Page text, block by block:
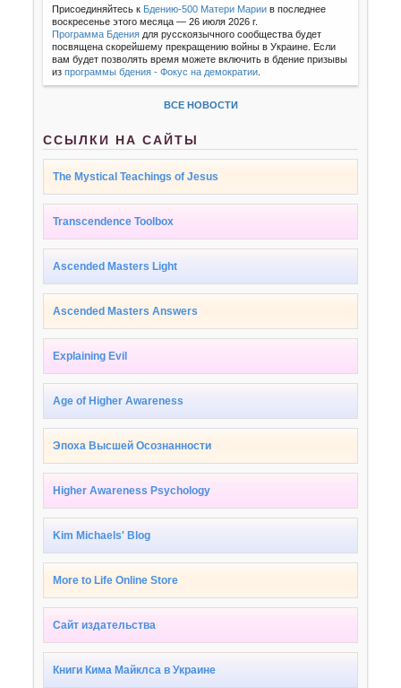
Присоединяйтесь к Бдению-500 Матери Марии в последнее
воскресенье этого месяца — 26 июля 2026 г.
Программа Бдения для русскоязычного сообщества будет
посвящена скорейшему прекращению войны в Украине. Если
вам будет позволять время можете включить в бдение призывы
изпрограммы бдения - Фокус на демократии
ВСЕ НОВОСТИ
ССЫЛКИ НА САЙТЫ
The Mystical Teachings of Jesus
Transcendence Toolbox
Ascended Masters Light
Ascended Masters Answers
Explaining Evil
Age of Higher Awareness
Эпоха Высшей Осознанности
Higher Awareness Psychology
Kim Michaels' Blog
More to Life Online Store
Сайт издательства
Книги Кима Майклса в Украине